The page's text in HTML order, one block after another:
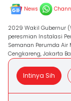
News
2029 Wakil Gubernur
peresmian Instalasi
Semanan Perumda Air
Cengkareng, Jakarta
Intinya Sih